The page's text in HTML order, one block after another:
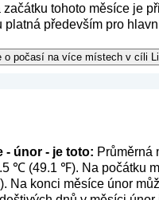
tohoto měsíce je
platná především pro
o počasí na více místech v cíli
- únor - je toto: Průměrná
℃ (49.1 ℉). Na počátku
konci měsíce únor